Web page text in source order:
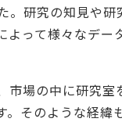
。研究の知見や研
よって様々なデー
市場の中に研究室
。そのような経緯